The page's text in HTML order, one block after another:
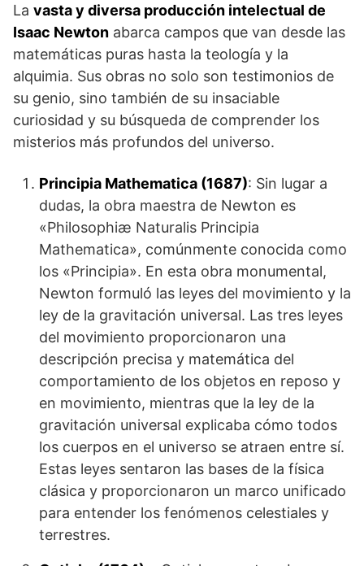
La vasta y diversa producción intelectual de
Isaac Newton abarca campos que van desde las
matemáticas puras hasta la teología y la
alquimia. Sus obras no solo son testimonios de
su genio, sino también de su insaciable
curiosidad y su búsqueda de comprender los
misterios más profundos del universo.
Principia Mathematica (1687): Sin lugar a
dudas, la obra maestra de Newton es
«Philosophiæ Naturalis Principia
Mathematica», comúnmente conocida como
los «Principia». En esta obra monumental,
Newton formuló las leyes del movimiento y la
ley de la gravitación universal. Las tres leyes
del movimiento proporcionaron una
descripción precisa y matemática del
comportamiento de los objetos en reposo y
en movimiento, mientras que la ley de la
gravitación universal explicaba cómo todos
los cuerpos en el universo se atraen entre sí.
Estas leyes sentaron las bases de la física
clásica y proporcionaron un marco unificado
para entender los fenómenos celestiales y
terrestres.